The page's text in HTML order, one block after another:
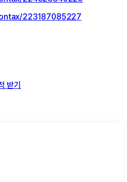
223187085227
받기